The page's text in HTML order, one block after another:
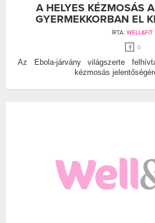
A HELYES KÉZMOSÁS
GYERMEKKORBAN EL
ÍRTA: WELL&FIT
0
Az Ebola-járvány világszerte
kézmosás